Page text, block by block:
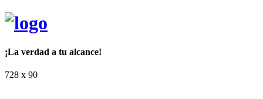
¡La verdad a tu alcance!
728 x 90